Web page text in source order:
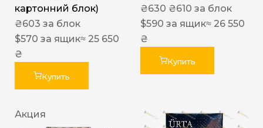
картонний блок)
₴603 за блок
$570 за ящик≈ 25 650
₴
Купить
₴630 ₴610 за блок
$590 за ящик≈ 26 550
₴
Купить
Акция